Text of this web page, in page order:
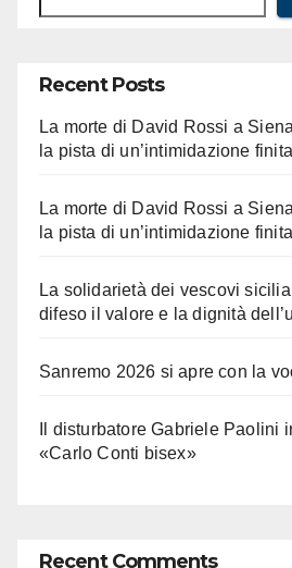
Recent Posts
La morte di David Rossi a
la pista di un’intimidazione
La morte di David Rossi a
la pista di un’intimidazione
La solidarietà dei vescovi
difeso il valore e la dignità
Sanremo 2026 si apre con la
Il disturbatore Gabriele Paolini
«Carlo Conti bisex»
Recent Comments